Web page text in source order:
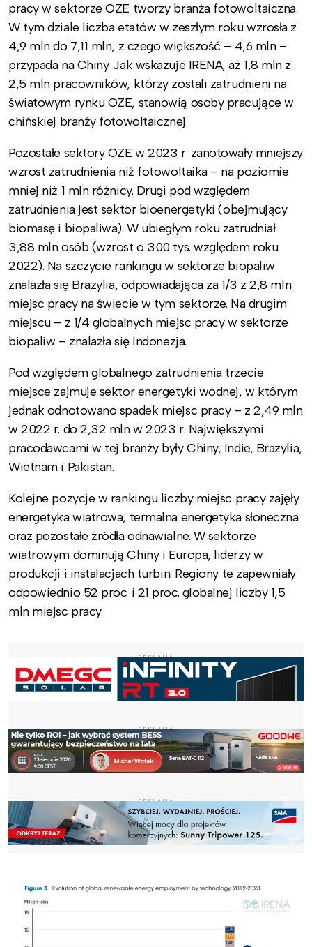
pracy w sektorze OZE tworzy branża fotowoltaiczna.
W tym dziale liczba etatów w zeszłym roku wzrosła z
4,9 mln do 7,11 mln, z czego większość – 4,6 mln –
przypada na Chiny. Jak wskazuje IRENA, aż 1,8 mln z
2,5 mln pracowników, którzy zostali zatrudnieni na
światowym rynku OZE, stanowią osoby pracujące w
chińskiej branży fotowoltaicznej.
Pozostałe sektory OZE w 2023 r. zanotowały mniejszy
wzrost zatrudnienia niż fotowoltaika – na poziomie
mniej niż 1 mln różnicy. Drugi pod względem
zatrudnienia jest sektor bioenergetyki (obejmujący
biomasę i biopaliwa). W ubiegłym roku zatrudniał
3,88 mln osób (wzrost o 300 tys. względem roku
2022). Na szczycie rankingu w sektorze biopaliw
znalazła się Brazylia, odpowiadająca za 1/3 z 2,8 mln
miejsc pracy na świecie w tym sektorze. Na drugim
miejscu – z 1/4 globalnych miejsc pracy w sektorze
biopaliw – znalazła się Indonezja.
Pod względem globalnego zatrudnienia trzecie
miejsce zajmuje sektor energetyki wodnej, w którym
jednak odnotowano spadek miejsc pracy – z 2,49 mln
w 2022 r. do 2,32 mln w 2023 r. Największymi
pracodawcami w tej branży były Chiny, Indie, Brazylia,
Wietnam i Pakistan.
Kolejne pozycje w rankingu liczby miejsc pracy zajęły
energetyka wiatrowa, termalna energetyka słoneczna
oraz pozostałe źródła odnawialne. W sektorze
wiatrowym dominują Chiny i Europa, liderzy w
produkcji i instalacjach turbin. Regiony te zapewniały
odpowiednio 52 proc. i 21 proc. globalnej liczby 1,5
mln miejsc pracy.
REKLAMA
REKLAMA
REKLAMA